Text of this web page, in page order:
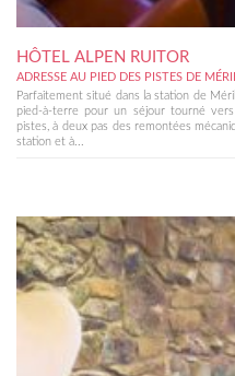
HÔTEL ALPEN RUITOR
ADRESSE AU PIED DES PISTES DE
Parfaitement situé dans la station de
pied-à-terre pour un séjour tourné
pistes, à deux pas des remontées
station et à...